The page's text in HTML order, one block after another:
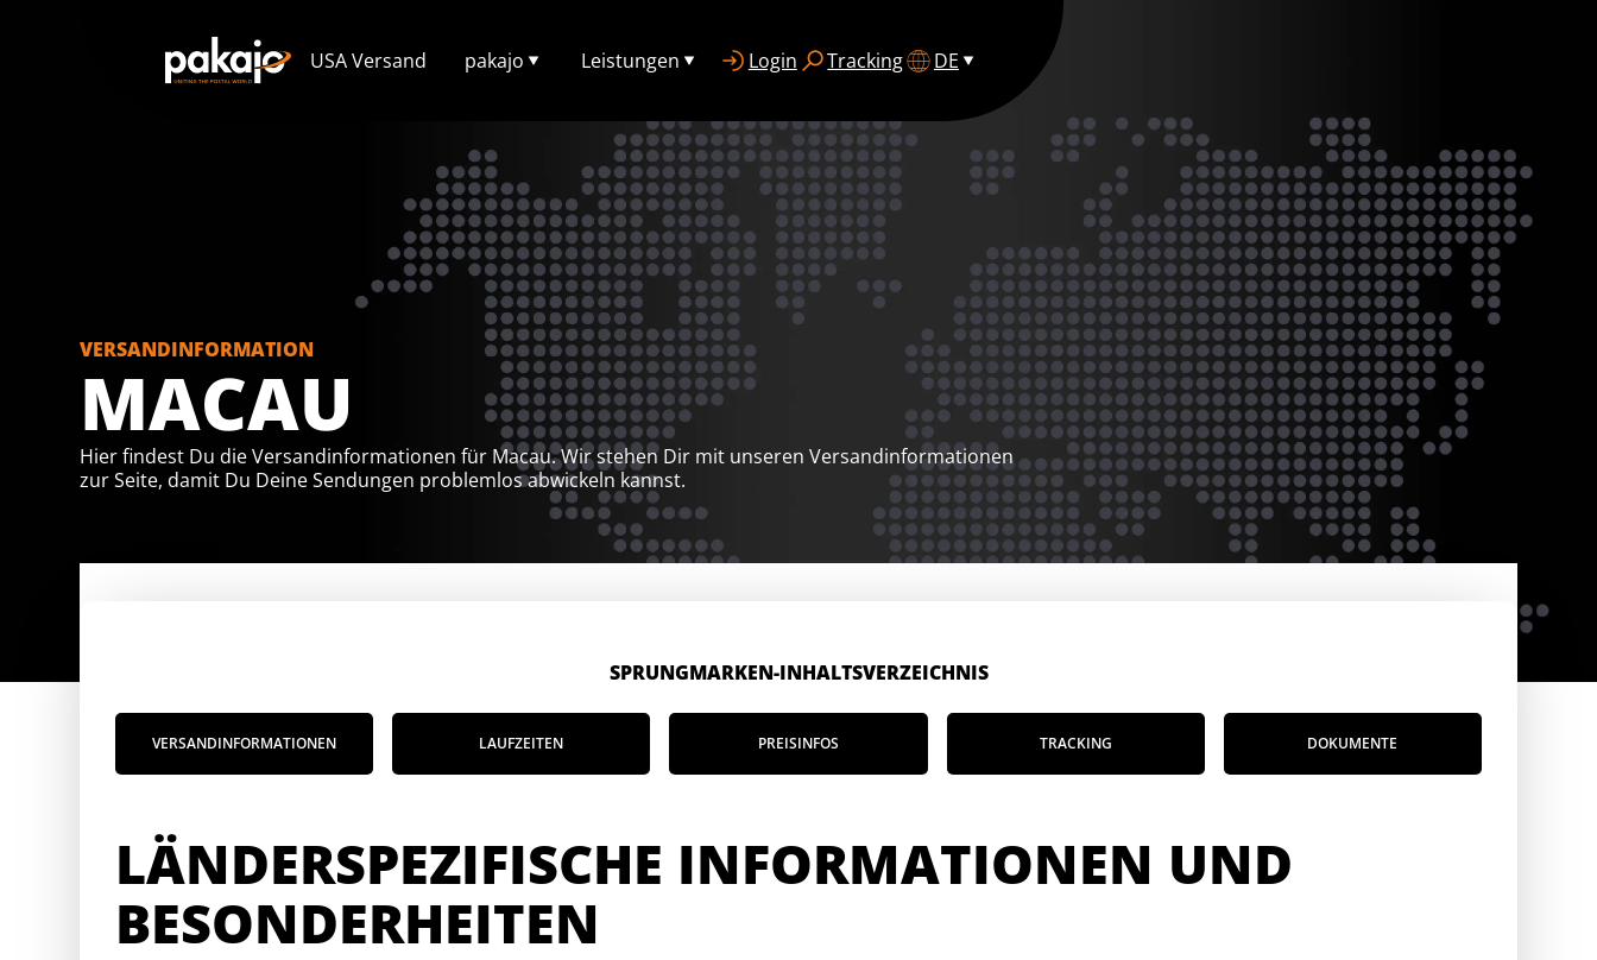
USA Versand pakajo Leistungen Login Tracking DE
VERSANDINFORMATION
MACAU
Hier findest Du die Versandinformationen für Macau. Wir stehen Dir mit unseren Versandinformationen
zur Seite, damit Du Deine Sendungen problemlos abwickeln kannst.
SPRUNGMARKEN-INHALTSVERZEICHNIS
VERSANDINFORMATIONEN LAUFZEITEN PREISINFOS TRACKING DOKUMENTE
LÄNDERSPEZIFISCHE INFORMATIONEN UND
BESONDERHEITEN